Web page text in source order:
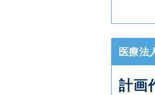
医療法
計画